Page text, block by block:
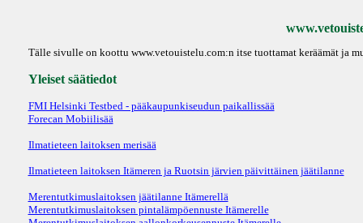
Tälle sivulle on koottu www.vetouistelu.com:n itse tuottamat keräämät ja
Yleiset säätiedot
FMI Helsinki Testbed - pääkaupunkiseudun paikallissää
Forecan Mobiilisää
Ilmatieteen laitoksen merisää
Ilmatieteen laitoksen Itämeren ja Ruotsin järvien päivittäinen jäätilanne
Merentutkimuslaitoksen jäätilanne Itämerellä
Merentutkimuslaitoksen pintalämpöennuste Itämerelle